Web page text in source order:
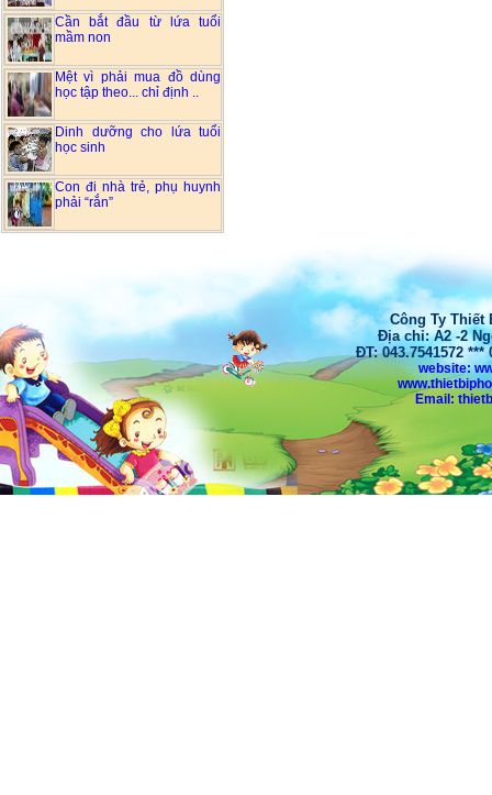
Cần bắt đầu từ lứa tuổi
mầm non
Mệt vì phải mua đồ dùng
học tập theo... chỉ định ..
Dinh dưỡng cho lứa tuổi
học sinh
Con đi nhà trẻ, phụ huynh
phải “rắn”
Công Ty Thiết
Địa chỉ: A2 -2
ĐT: 043.7541572 ***
website:
Email: